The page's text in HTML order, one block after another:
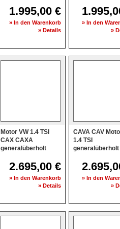
1.995,00 €
» In den Warenkorb
» Details
» In den
»
Motor VW 1.4 TSI
CAX CAXA
generalüberholt
2.695,00 €
» In den Warenkorb
» Details
CAVA CAV
1.4 TSI
generalüberholt
» In den
»